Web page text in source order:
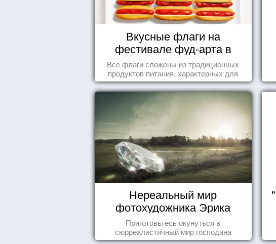
Вкусные флаги на
фестивале фуд-арта в
Сиднее
Все флаги сложены из традиционных
продуктов питания, характерных для
этих стран.
Нереальный мир
фотохудожника Эрика
Йоханссона
Приготовьтесь окунуться в
сюрреалистичный мир господина
Йоханссона